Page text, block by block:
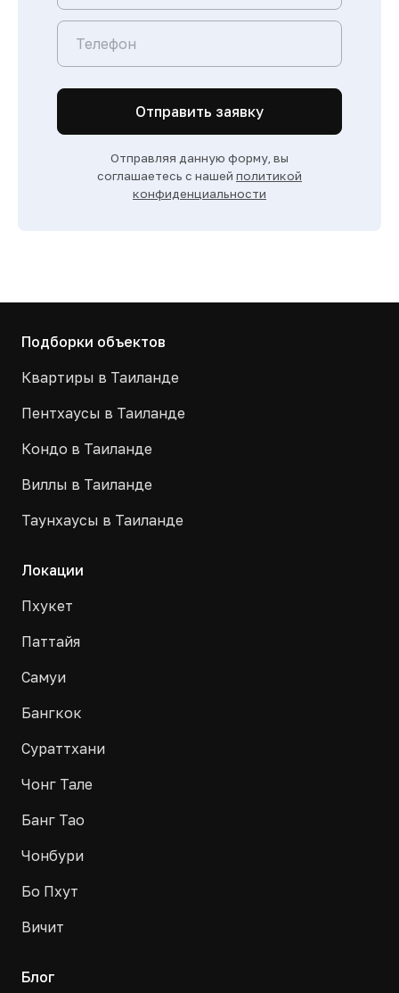
Отправить заявку
Отправляя данную форму, вы
соглашаетесь с нашей политикой
конфиденциальности
Подборки объектов
Квартиры в Таиланде
Пентхаусы в Таиланде
Кондо в Таиланде
Виллы в Таиланде
Таунхаусы в Таиланде
Локации
Пхукет
Паттайя
Самуи
Бангкок
Сураттхани
Чонг Тале
Банг Тао
Чонбури
Бо Пхут
Вичит
Блог